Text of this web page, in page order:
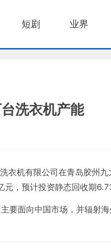
短剧 业界
洗衣机产能
衣机有限公司在青岛胶州九
，预计投资静态回收期
要面向中国市场，并辐射